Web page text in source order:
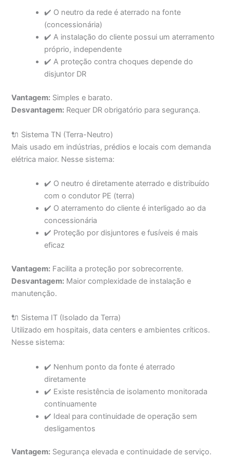
✔️ O neutro da rede é aterrado na fonte
(concessionária)
✔️ A instalação do cliente possui um aterramento
próprio, independente
✔️ A proteção contra choques depende do
disjuntor DR
Vantagem: Simples e barato.
Desvantagem: Requer DR obrigatório para segurança.
🔌 Sistema TN (Terra-Neutro)
Mais usado em indústrias, prédios e locais com demanda
elétrica maior. Nesse sistema:
✔️ O neutro é diretamente aterrado e distribuído
com o condutor PE (terra)
✔️ O aterramento do cliente é interligado ao da
concessionária
✔️ Proteção por disjuntores e fusíveis é mais
eficaz
Vantagem: Facilita a proteção por sobrecorrente.
Desvantagem: Maior complexidade de instalação e
manutenção.
🔌 Sistema IT (Isolado da Terra)
Utilizado em hospitais, data centers e ambientes críticos.
Nesse sistema:
✔️ Nenhum ponto da fonte é aterrado
diretamente
✔️ Existe resistência de isolamento monitorada
continuamente
✔️ Ideal para continuidade de operação sem
desligamentos
Vantagem: Segurança elevada e continuidade de serviço.